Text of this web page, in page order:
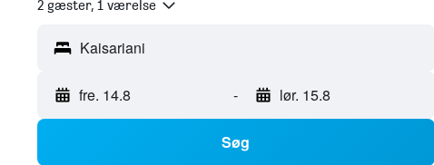
2 gæster, 1 værelse
fre. 14.8 - lør. 15.8
Søg